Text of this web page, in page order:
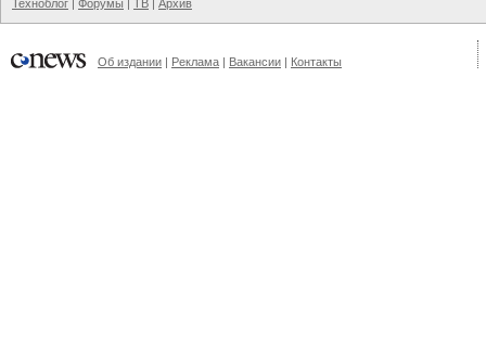
Техноблог | Форумы | ТВ | Архив
Об издании | Реклама | Вакансии | Контакты